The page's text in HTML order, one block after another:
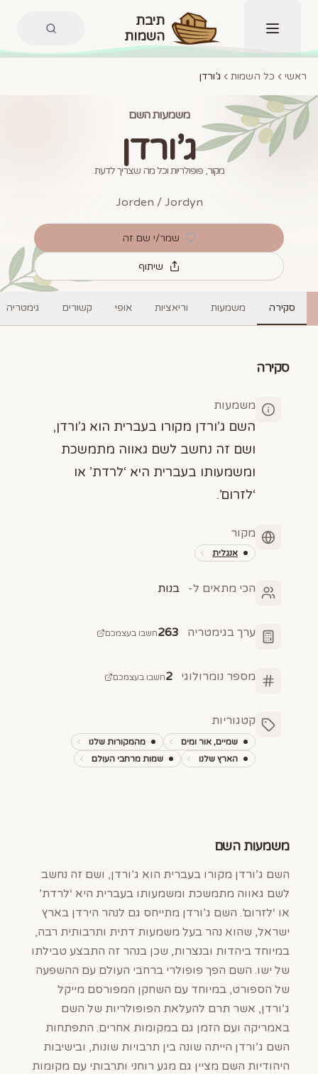
תפריט
תיבת
השמות
ראשי כל השמות ג’ורדן
משמעות השם
ג’ורדן
מקור, פופולריות וכל מה שצריך לדעת
Jorden / Jordyn
שמר/י שם זה
שיתוף
סקירה משמעות וריאציות אופי קשורים גימטריה
סקירה
משמעות
השם ג’ורדן מקורו בעברית הוא ג’ורדן,
ושם זה נחשב לשם גאווה מתמשכת
ומשמעותו בעברית היא ‘לרדת’ או
‘לזרום’.
מקור
אנגלית
הכי מתאים ל- בנות
ערך בגימטריה 263חשבו בעצמכם
מספר נומרולוגי 2חשבו בעצמכם
קטגוריות
שמיים, אור ומים
מהמקורות שלנו
הארץ שלנו
שמות מרחבי העולם
משמעות השם
השם ג’ורדן מקורו בעברית הוא ג’ורדן, ושם זה נחשב
לשם גאווה מתמשכת ומשמעותו בעברית היא ‘לרדת’
או ‘לזרום’. השם ג’ורדן מתייחס גם לנהר הירדן בארץ
ישראל, שהוא נהר בעל משמעות דתית ותרבותית רבה,
במיוחד ביהדות ובנצרות, שכן בנהר זה התבצע טבילתו
של ישו. השם הפך פופולרי ברחבי העולם עם ההשפעה
של הספורט, במיוחד עם השחקן המפורסם מייקל
ג’ורדן, אשר תרם להעלאת הפופולריות של השם
באמריקה ועם הזמן גם במקומות אחרים. התפתחות
השם ג’ורדן הייתה שונה בין תרבויות שונות, ובישיבות
היהודיות השם מציין גם מגע רוחני ותרבותי עם מקומות